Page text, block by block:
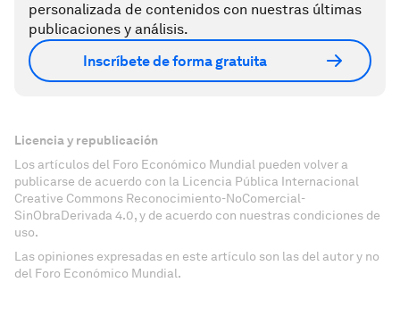
personalizada de contenidos con nuestras últimas
publicaciones y análisis.
Inscríbete de forma gratuita
Licencia y republicación
Los artículos del Foro Económico Mundial pueden volver a
publicarse de acuerdo con la Licencia Pública Internacional
Creative Commons Reconocimiento-NoComercial-
SinObraDerivada 4.0, y de acuerdo con nuestras condiciones de
uso.
Las opiniones expresadas en este artículo son las del autor y no
del Foro Económico Mundial.